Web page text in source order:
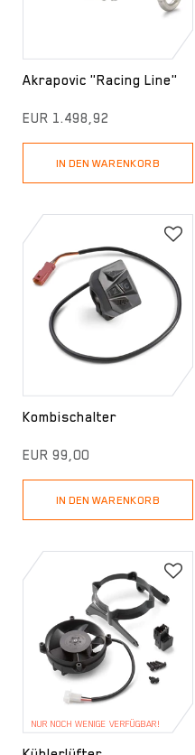
Akrapovic "Racing Line"
EUR 1.498,92
IN DEN WARENKORB
Kombischalter
EUR 99,00
IN DEN WARENKORB
NUR NOCH WENIGE VERFÜGBAR!